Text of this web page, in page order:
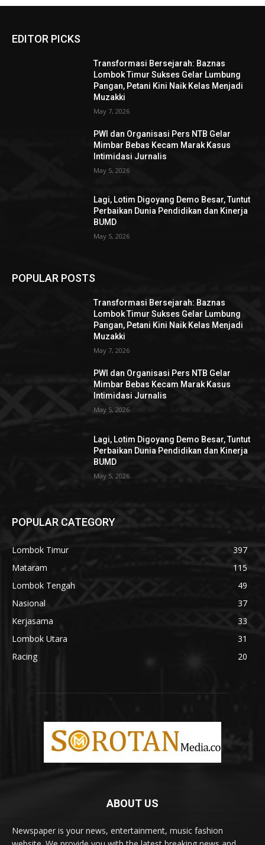
EDITOR PICKS
Transformasi Bersejarah: Baznas
Lombok Timur Sukses Gelar Lumbung
Pangan, Petani Kini Naik Kelas Menjadi
Muzakki
May 7, 2026
PWI dan Organisasi Pers NTB Gelar
Mimbar Bebas Kecam Marak Kasus
Intimidasi Jurnalis
May 5, 2026
Lagi, Lotim Digoyang Demo Besar, Tuntut
Perbaikan Dunia Pendidikan dan Kinerja
BUMD
May 5, 2026
POPULAR POSTS
Transformasi Bersejarah: Baznas
Lombok Timur Sukses Gelar Lumbung
Pangan, Petani Kini Naik Kelas Menjadi
Muzakki
May 7, 2026
PWI dan Organisasi Pers NTB Gelar
Mimbar Bebas Kecam Marak Kasus
Intimidasi Jurnalis
May 5, 2026
Lagi, Lotim Digoyang Demo Besar, Tuntut
Perbaikan Dunia Pendidikan dan Kinerja
BUMD
May 5, 2026
POPULAR CATEGORY
Lombok Timur
397
Mataram
115
Lombok Tengah
49
Nasional
37
Kerjasama
33
Lombok Utara
31
Racing
20
ABOUT US
Newspaper is your news, entertainment, music fashion